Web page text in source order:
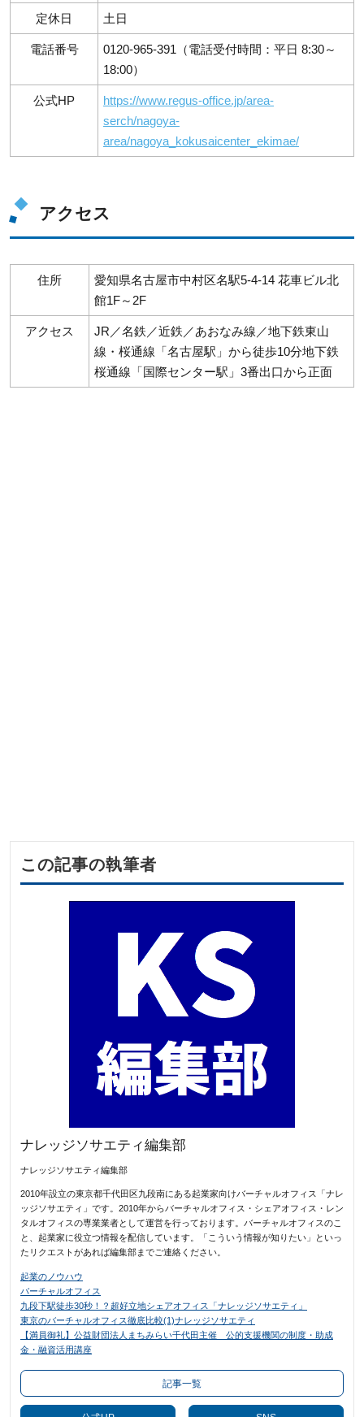
定休日 土日
電話番号
0120-965-391（電話受付時間：平日 8:30～
18:00）
公式HP
https://www.regus-office.jp/area-
serch/nagoya-
area/nagoya_kokusaicenter_ekimae/
アクセス
住所
愛知県名古屋市中村区名駅5-4-14 花車ビル北
館1F～2F
アクセス
JR／名鉄／近鉄／あおなみ線／地下鉄東山
線・桜通線「名古屋駅」から徒歩10分地下鉄
桜通線「国際センター駅」3番出口から正面
この記事の執筆者
ナレッジソサエティ編集部
ナレッジソサエティ編集部
2010年設立の東京都千代田区九段南にある起業家向けバーチャルオフィス「ナレ
ッジソサエティ」です。2010年からバーチャルオフィス・シェアオフィス・レン
タルオフィスの専業業者として運営を行っております。バーチャルオフィスのこ
と、起業家に役立つ情報を配信しています。「こういう情報が知りたい」といっ
たリクエストがあれば編集部までご連絡ください。
起業のノウハウ
バーチャルオフィス
九段下駅徒歩30秒！？超好立地シェアオフィス「ナレッジソサエティ」
東京のバーチャルオフィス徹底比較(1)ナレッジソサエティ
【満員御礼】公益財団法人まちみらい千代田主催 公的支援機関の制度・助成
金・融資活用講座
記事一覧